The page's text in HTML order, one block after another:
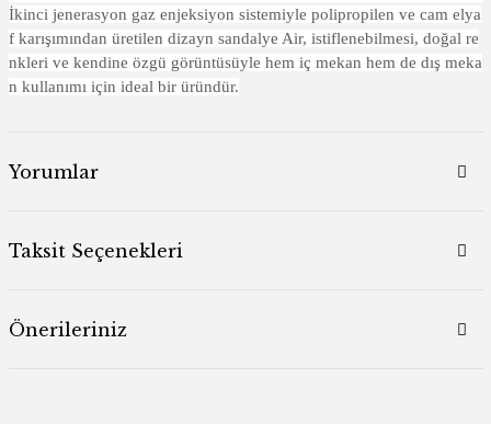
İkinci jenerasyon gaz enjeksiyon sistemiyle polipropilen ve cam elya
f karışımından üretilen dizayn sandalye Air, istiflenebilmesi, doğal re
nkleri ve kendine özgü görüntüsüyle hem iç mekan hem de dış meka
n kullanımı için ideal bir üründür.
Yorumlar
Taksit Seçenekleri
Önerileriniz